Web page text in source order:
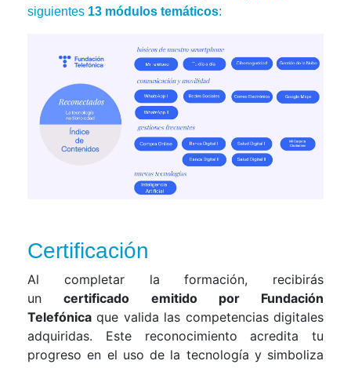
siguientes 13 módulos temáticos:
Certificación
Al completar la formación, recibirás
uncertificado emitido por Fundación
Telefónica que valida las competencias digitales
adquiridas. Este reconocimiento acredita tu
progreso en el uso de la tecnología y simboliza